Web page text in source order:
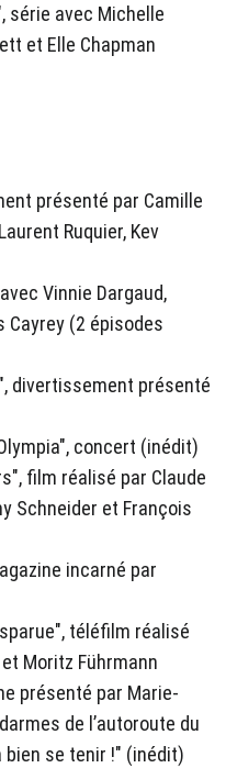
série avec Michelle
et Elle Chapman
présenté par Camille
Ruquier, Kev
Vinnie Dargaud,
Cayrey (2 épisodes
divertissement présenté
concert (inédit)
film réalisé par Claude
Schneider et François
incarné par
téléfilm réalisé
Moritz Führmann
présenté par Marie-
de l’autoroute du
bien se tenir !" (inédit)